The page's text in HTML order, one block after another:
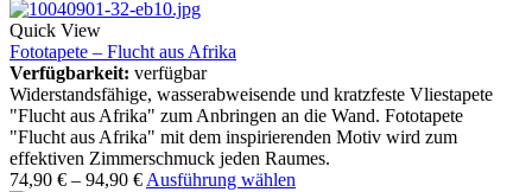
Quick View
Fototapete – Flucht aus Afrika
Verfügbarkeit: verfügbar
Widerstandsfähige, wasserabweisende und kratzfeste Vliestapete
"Flucht aus Afrika" zum Anbringen an die Wand. Fototapete
"Flucht aus Afrika" mit dem inspirierenden Motiv wird zum
effektiven Zimmerschmuck jeden Raumes.
74,90 € – 94,90 € Ausführung wählen